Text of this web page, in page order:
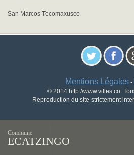
San Marcos Tecomaxusco
Mentions Légales-
© 2014 http://www.villes.co.
Reproduction du site strictement
Commune
ECATZINGO